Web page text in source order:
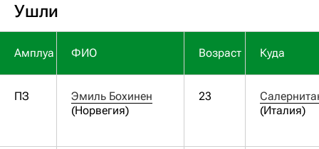
Ушли
Амплуа ФИО Возраст Куда
ПЗ
Эмиль Бохинен
(Норвегия)
23
(Италия)